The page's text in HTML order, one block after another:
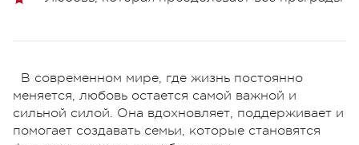
В современном мире, где жизнь постоянно
меняется, любовь остается самой важной и
сильной силой. Она вдохновляет, поддерживает и
помогает создавать семьи, которые становятся